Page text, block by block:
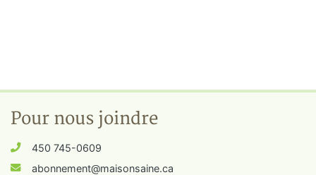
Pour nous joindre
450 745-0609
abonnement@maisonsaine.ca